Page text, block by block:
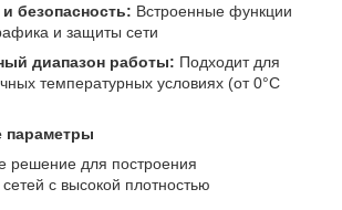
безопасность: Встроенные функции
и защиты сети
диапазон работы: Подходит для
температурных условиях (от 0°C
параметры
решение для построения
с высокой плотностью